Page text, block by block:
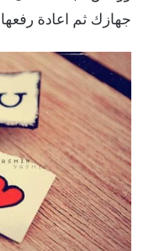
جهازك ثم اعادة